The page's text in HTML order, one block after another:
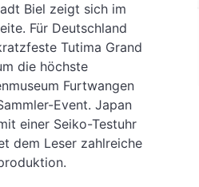
Biel zeigt sich im
Für Deutschland
Tutima Grand
die höchste
Furtwangen
Event. Japan
einer Seiko-Testuhr
dem Leser zahlreiche